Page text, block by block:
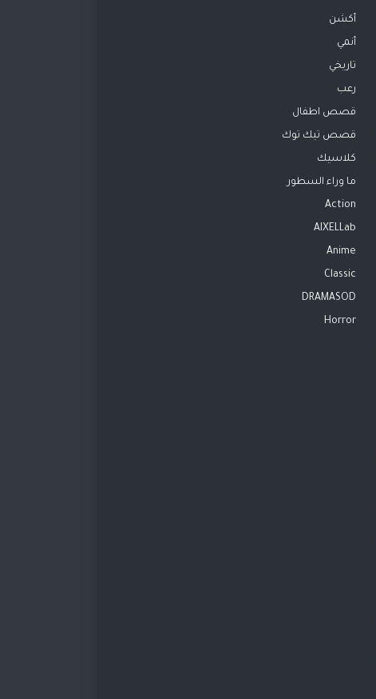
أكشن
أنمي
تاريخي
رعب
قصص اطفال
قصص تيك توك
كلاسيك
ما وراء السطور
Action
AIXELLab
Anime
Classic
DRAMASOD
Horror